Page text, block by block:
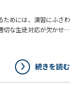
ためには、演習にふさわ
切な生徒対応が欠かせま
など、生徒をコントロ
ョンを常に高い位置で
演習にチューターは必
演習の進ませ方のポイン
ます。
続きを読む